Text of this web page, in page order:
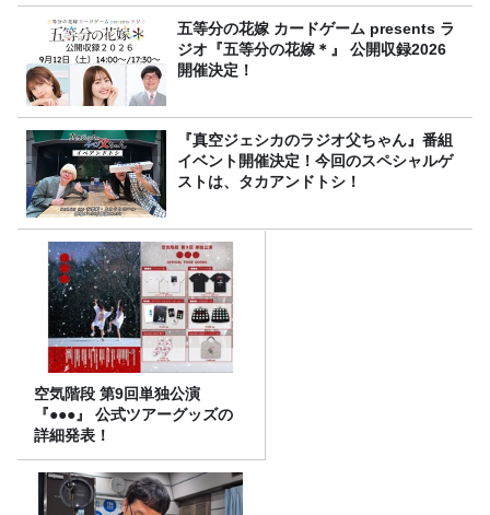
五等分の花嫁 カードゲーム presents ラ
ジオ『五等分の花嫁＊』 公開収録2026
開催決定！
『真空ジェシカのラジオ父ちゃん』番組
イベント開催決定！今回のスペシャルゲ
ストは、タカアンドトシ！
空気階段 第9回単独公演
『●●●』 公式ツアーグッズの
詳細発表！